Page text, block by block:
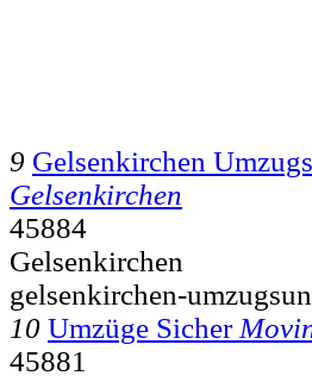
9 Gelsenkirchen
Gelsenkirchen
45884
Gelsenkirchen
gelsenkirchen-
10 Umzüge Sicher
45881